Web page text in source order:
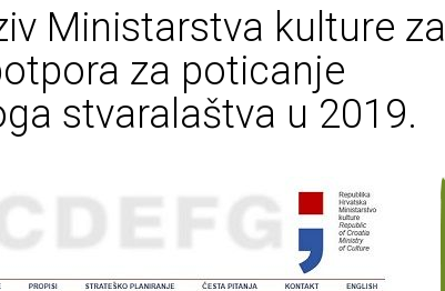
Ministarstva kulture za
za poticanje
stvaralaštva u 2019.